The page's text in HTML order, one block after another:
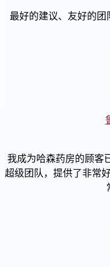
最好的建议、友好的
我成为哈森药房的顾客
超级团队，提供了非常